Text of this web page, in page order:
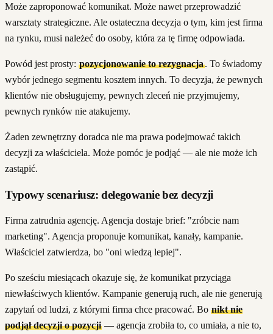
Może zaproponować komunikat. Może nawet przeprowadzić
warsztaty strategiczne. Ale ostateczna decyzja o tym, kim jest firma
na rynku, musi należeć do osoby, która za tę firmę odpowiada.
Powód jest prosty: pozycjonowanie to rezygnacja. To świadomy
wybór jednego segmentu kosztem innych. To decyzja, że pewnych
klientów nie obsługujemy, pewnych zleceń nie przyjmujemy,
pewnych rynków nie atakujemy.
Żaden zewnętrzny doradca nie ma prawa podejmować takich
decyzji za właściciela. Może pomóc je podjąć — ale nie może ich
zastąpić.
Typowy scenariusz: delegowanie bez decyzji
Firma zatrudnia agencję. Agencja dostaje brief: "zróbcie nam
marketing". Agencja proponuje komunikat, kanały, kampanie.
Właściciel zatwierdza, bo "oni wiedzą lepiej".
Po sześciu miesiącach okazuje się, że komunikat przyciąga
niewłaściwych klientów. Kampanie generują ruch, ale nie generują
zapytań od ludzi, z którymi firma chce pracować. Bo nikt nie
podjął decyzji o pozycji — agencja zrobiła to, co umiała, a nie to,